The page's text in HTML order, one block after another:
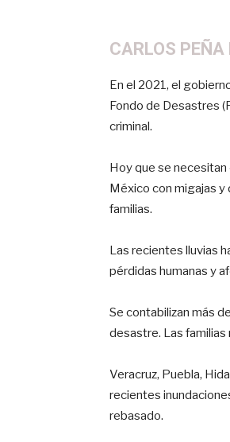
CARLOS PEÑA
En el 2021, el
Fondo de Desastres
criminal.
Hoy que se
México con migajas y
familias.
Las recientes lluvias
pérdidas humanas y
Se contabilizan más
desastre. Las familias
Veracruz, Puebla,
recientes
rebasado.